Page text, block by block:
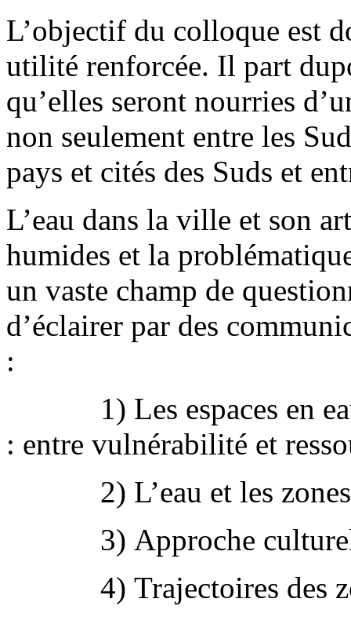
L’objectif du colloque est
utilité renforcée. Il part
qu’elles seront nourries
non seulement entre les
pays et cités des Suds et
L’eau dans la ville et son
humides et la
un vaste champ de
d’éclairer par des
:
1) Les espaces en eau
: entre vulnérabilité et
2) L’eau et les zones
3) Approche culturelle
4) Trajectoires des